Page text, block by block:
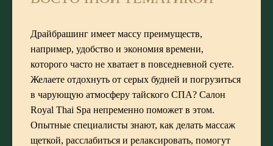
Драйбрашинг имеет массу преимуществ,
например, удобство и экономия времени,
которого часто не хватает в повседневной суете.
Желаете отдохнуть от серых будней и погрузиться
в чарующую атмосферу тайского СПА? Салон
Royal Thai Spa непременно поможет в этом.
Опытные специалисты знают, как делать массаж
щеткой, расслабиться и релаксировать, помогут